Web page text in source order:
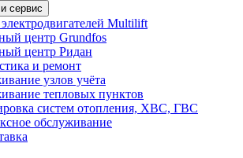
сервис
Multilift
центр Grundfos
центр Ридан
и ремонт
узлов учёта
тепловых пунктов
систем отопления, ХВС, ГВС
обслуживание